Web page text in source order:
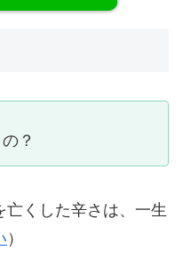
？
くした辛さは、一生
）